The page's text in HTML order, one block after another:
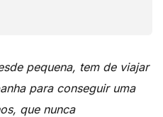
pequena, tem de viajar
para conseguir uma
que nunca